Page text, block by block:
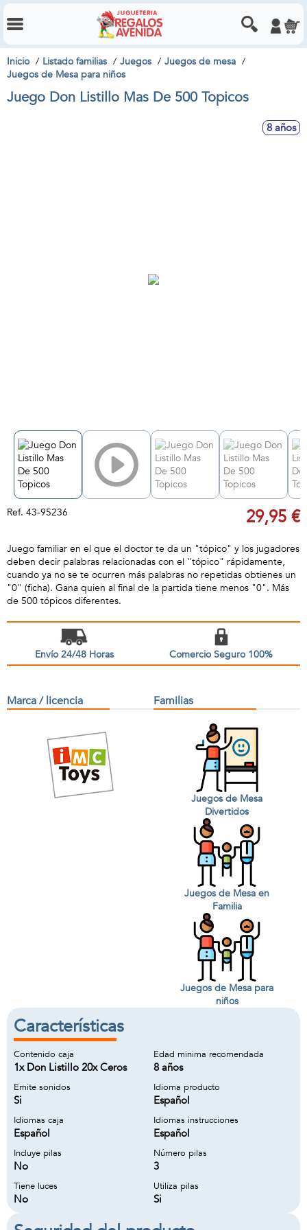
Inicio Listado familias Juegos
Juegos de mesa
Juegos de Mesa para niños
Juego Don Listillo Mas De 500 Topicos
8 años
Ref. 43-95236 29,95 €
Juego familiar en el que el doctor te da un "tópico" y los jugadores
deben decir palabras relacionadas con el "tópico" rápidamente,
cuando ya no se te ocurren más palabras no repetidas obtienes un
"0" (ficha). Gana quien al final de la partida tiene menos "0". Más
de 500 tópicos diferentes.
Envío 24/48 Horas Comercio Seguro 100%
Marca / licencia Familias
Juegos de Mesa
Divertidos
Juegos de Mesa en
Familia
Juegos de Mesa para
niños
Características
Contenido caja
1x Don Listillo 20x Ceros
Edad minima recomendada
8 años
Emite sonidos
Si
Idioma producto
Español
Idiomas caja
Español
Idiomas instrucciones
Español
Incluye pilas
No
Número pilas
3
Tiene luces
No
Utiliza pilas
Si